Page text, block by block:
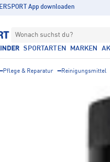
App downloaden
Wonach suchst du?
SPORTARTEN MARKEN
Pflege & Reparatur Reinigungsmittel